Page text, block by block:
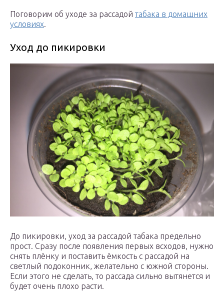
Поговорим об уходе за рассадой табака в домашних
условиях.
Уход до пикировки
До пикировки, уход за рассадой табака предельно
прост. Сразу после появления первых всходов, нужно
снять плёнку и поставить ёмкость с рассадой на
светлый подоконник, желательно с южной стороны.
Если этого не сделать, то рассада сильно вытянется и
будет очень плохо расти.